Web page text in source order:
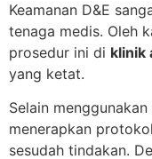
Keamanan D&E
tenaga medis. Oleh
prosedur ini di klinik
yang ketat.
Selain
menerapkan
sesudah tindakan.